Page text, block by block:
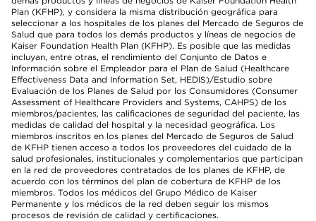
Plan (KFHP), y considera la misma distribución geográfica para
seleccionar a los hospitales de los planes del Mercado de Seguros de
Salud que para todos los demás productos y líneas de negocios de
Kaiser Foundation Health Plan (KFHP). Es posible que las medidas
incluyan, entre otras, el rendimiento del Conjunto de Datos e
Información sobre el Empleador para el Plan de Salud (Healthcare
Effectiveness Data and Information Set, HEDIS)/Estudio sobre
Evaluación de los Planes de Salud por los Consumidores (Consumer
Assessment of Healthcare Providers and Systems, CAHPS) de los
miembros/pacientes, las calificaciones de seguridad del paciente, las
medidas de calidad del hospital y la necesidad geográfica. Los
miembros inscritos en los planes del Mercado de Seguros de Salud
de KFHP tienen acceso a todos los proveedores del cuidado de la
salud profesionales, institucionales y complementarios que participan
en la red de proveedores contratados de los planes de KFHP, de
acuerdo con los términos del plan de cobertura de KFHP de los
miembros. Todos los médicos del Grupo Médico de Kaiser
Permanente y los médicos de la red deben seguir los mismos
procesos de revisión de calidad y certificaciones.